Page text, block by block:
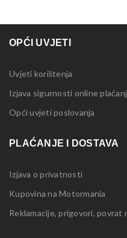
OPĆI UVJETI
Uvjeti korištenja
Izjava sigurnosti online
Opći uvjeti poslovanja
PLAĆANJE I DOSTAVA
Izjava o privatnosti
Kupovina na Motormania
Reklamacije, prigovori, povrat